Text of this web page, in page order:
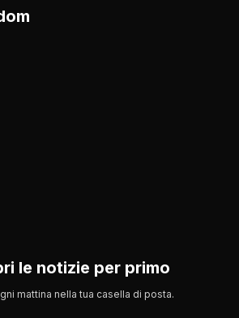
le notizie per primo
mattina nella tua casella di posta.